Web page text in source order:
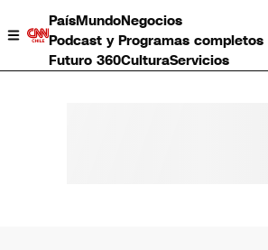
PaísMundoNegocios
Podcast y Programas completos
Futuro 360CulturaServicios